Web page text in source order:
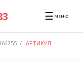
☰ МЕНЮ
/ АРТИКУЛ